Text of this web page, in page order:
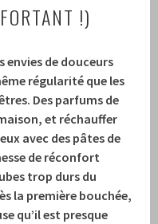
!)
envies de douceurs
régularité que les
Des parfums de
et réchauffer
avec des pâtes de
de réconfort
trop durs du
la première bouchée,
qu’il est presque